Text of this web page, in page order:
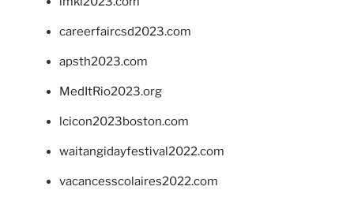
careerfaircsd2023.com
apsth2023.com
MedItRio2023.org
lcicon2023boston.com
waitangidayfestival2022.com
vacancesscolaires2022.com